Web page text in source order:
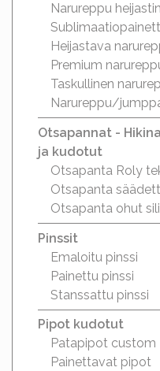
Narureppu
Heijastava
Premium
Taskullinen
Narureppu/
Otsapannat -
ja kudotut
Otsapanta Roly
Otsapanta
Otsapanta ohut
Pinssit
Emaloitu pinssi
Painettu pinssi
Stanssattu pinssi
Pipot kudotut
Patapipot custom
Painettavat pipot